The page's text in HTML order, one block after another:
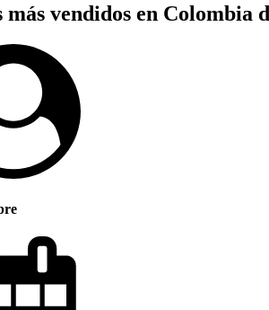
vendidos en Colombia